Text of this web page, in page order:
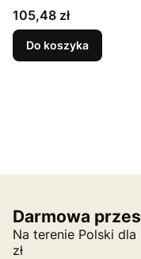
Cena
105,48 zł
Do koszyka
Darmowa
Na terenie Polski
zł